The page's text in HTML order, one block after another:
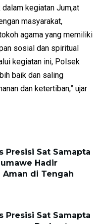
kegiatan Jum,at
masyarakat,
agama yang memiliki
sosial dan spiritual
kegiatan ini, Polsek
baik dan saling
dan ketertiban,” ujar
Presisi Sat Samapta
Hadir
Aman di Tengah
Presisi Sat Samapta